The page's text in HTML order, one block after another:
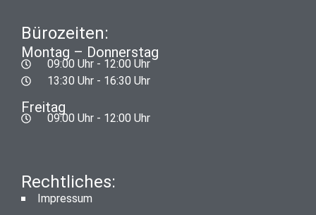
Bürozeiten:
Montag – Donnerstag
09:00 Uhr - 12:00 Uhr
13:30 Uhr - 16:30 Uhr
Freitag
09:00 Uhr - 12:00 Uhr
Rechtliches:
Impressum